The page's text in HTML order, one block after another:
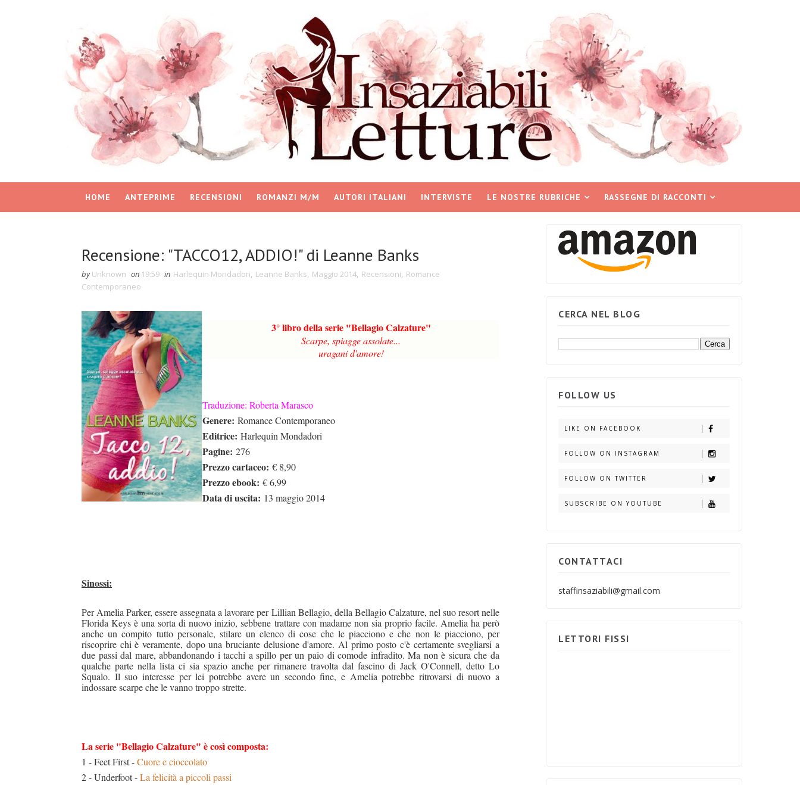
HOME ANTEPRIME RECENSIONI ROMANZI M/M AUTORI ITALIANI INTERVISTE LE NOSTRE RUBRICHE RASSEGNE DI RACCONTI
Recensione: "TACCO12, ADDIO!" di Leanne Banks
by Unknown on 19:59 in Harlequin Mondadori, Leanne Banks, Maggio 2014, Recensioni, Romance
Contemporaneo
3° libro della serie "Bellagio Calzature"
Scarpe, spiagge assolate...
uragani d'amore!
Traduzione: Roberta Marasco
Genere: Romance Contemporaneo
Editrice: Harlequin Mondadori
Pagine: 276
Prezzo cartaceo: € 8,90
Prezzo ebook: € 6,99
Data di uscita: 13 maggio 2014
Sinossi:
Per Amelia Parker, essere assegnata a lavorare per Lillian Bellagio, della Bellagio Calzature, nel suo resort nelle
Florida Keys è una sorta di nuovo inizio, sebbene trattare con madame non sia proprio facile. Amelia ha però
anche un compito tutto personale, stilare un elenco di cose che le piacciono e che non le piacciono, per
riscoprire chi è veramente, dopo una bruciante delusione d'amore. Al primo posto c'è certamente svegliarsi a
due passi dal mare, abbandonando i tacchi a spillo per un paio di comode infradito. Ma non è sicura che da
qualche parte nella lista ci sia spazio anche per rimanere travolta dal fascino di Jack O'Connell, detto Lo
Squalo. Il suo interesse per lei potrebbe avere un secondo fine, e Amelia potrebbe ritrovarsi di nuovo a
indossare scarpe che le vanno troppo strette.
La serie "Bellagio Calzature" è così composta:
1 - Feet First -Cuore e cioccolato
2 - Underfoot -La felicità a piccoli passi
CERCA NEL BLOG
FOLLOW US
LIKE ON FACEBOOK
FOLLOW ON INSTAGRAM
FOLLOW ON TWITTER
SUBSCRIBE ON YOUTUBE
CONTATTACI
staffinsaziabili@gmail.com
LETTORI FISSI